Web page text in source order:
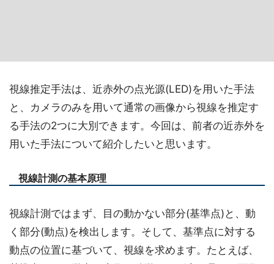
視線推定手法は、近赤外の点光源(LED)を用いた手法
と、カメラのみを用いて通常の画像から視線を推定す
る手法の2つに大別できます。今回は、前者の近赤外を
用いた手法について紹介したいと思います。
視線計測の基本原理
視線計測ではまず、目の動かない部分(基準点)と、動
く部分(動点)を検出します。そして、基準点に対する
動点の位置に基づいて、視線を求めます。たとえば、